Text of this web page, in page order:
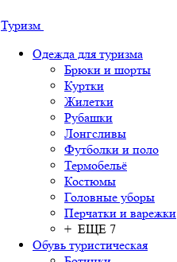
Туризм
Одежда для туризма
Брюки и шорты
Куртки
Жилетки
Рубашки
Лонгсливы
Футболки и поло
Термобельё
Костюмы
Головные уборы
Перчатки и варежки
+ ЕЩЕ 7
Обувь туристическая